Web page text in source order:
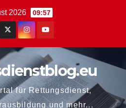
2026 09:57
für Rettungsdienst,
und mehr...